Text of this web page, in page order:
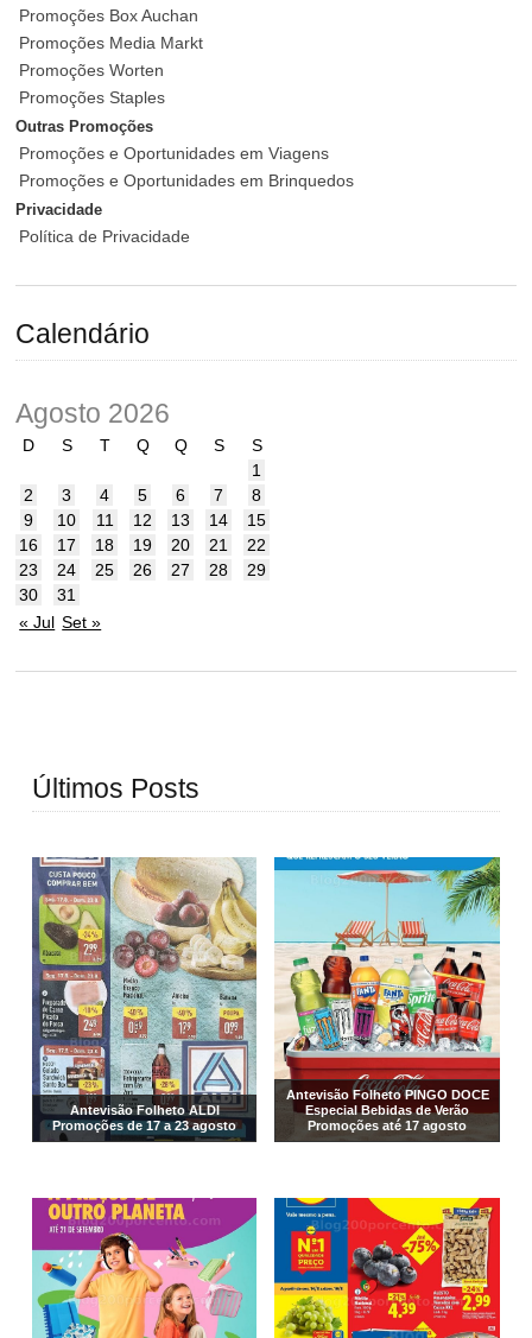
Promoções Box Auchan
Promoções Media Markt
Promoções Worten
Promoções Staples
Outras Promoções
Promoções e Oportunidades em Viagens
Promoções e Oportunidades em Brinquedos
Privacidade
Política de Privacidade
Calendário
Agosto 2026
D S T Q Q S
S
1
2
3 4 5 6 7
8
9
10 11 12 13 14
15
16
17 18 19 20 21
22
23
24 25 26 27 28
29
30
31
« Jul Set »
Últimos Posts
Antevisão Folheto ALDI
Promoções de 17 a 23 agosto
Antevisão Folheto PINGO DOCE
Especial Bebidas de Verão
Promoções até 17 agosto